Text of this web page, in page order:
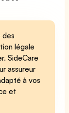
des
légale
SideCare
assureur
à vos
et